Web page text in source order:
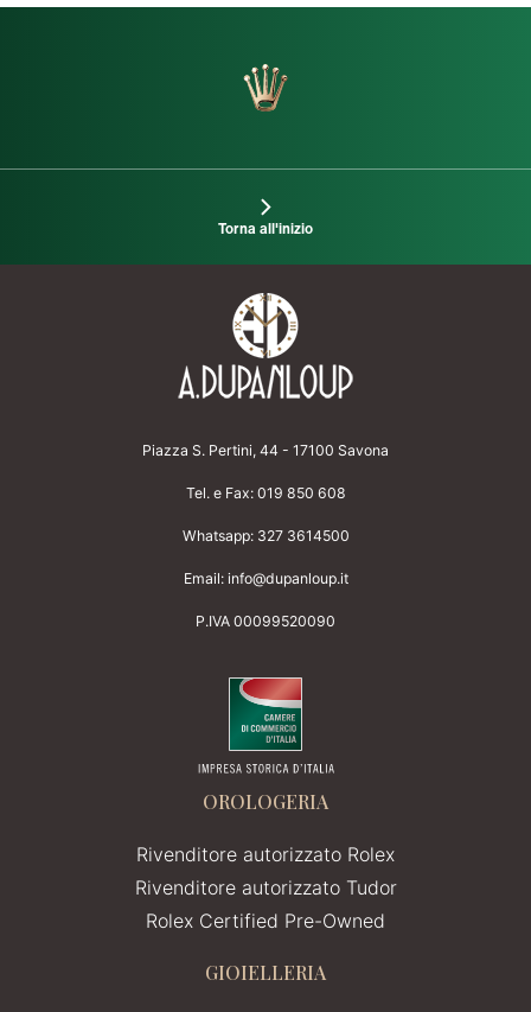
Torna all'inizio
Piazza S. Pertini, 44 - 17100 Savona
Tel. e Fax: 019 850 608
Whatsapp: 327 3614500
Email: info@dupanloup.it
P.IVA 00099520090
OROLOGERIA
Rivenditore autorizzato Rolex
Rivenditore autorizzato Tudor
Rolex Certified Pre-Owned
GIOIELLERIA